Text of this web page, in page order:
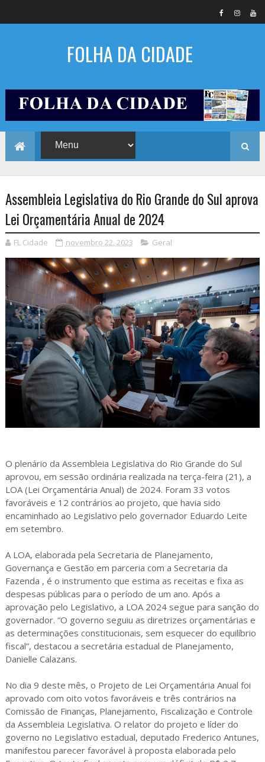
FOLHA DA CIDADE
Assembleia Legislativa do Rio Grande do Sul aprova
Lei Orçamentária Anual de 2024
FL Cidade novembro 22, 2023 Geral
O plenário da Assembleia Legislativa do Rio Grande do Sul
aprovou, em sessão ordinária realizada na terça-feira (21), a
LOA (Lei Orçamentária Anual) de 2024. Foram 33 votos
favoráveis e 12 contrários ao projeto, que havia sido
encaminhado ao Legislativo pelo governador Eduardo Leite
em setembro.
A LOA, elaborada pela Secretaria de Planejamento,
Governança e Gestão em parceria com a Secretaria da
Fazenda , é o instrumento que estima as receitas e fixa as
despesas públicas para o período de um ano. Após a
aprovação pelo Legislativo, a LOA 2024 segue para sanção do
governador. “O governo seguiu as diretrizes orçamentárias e
as determinações constitucionais, sem esquecer do equilíbrio
fiscal”, destacou a secretária estadual de Planejamento,
Danielle Calazans.
No dia 9 deste mês, o Projeto de Lei Orçamentária Anual foi
aprovado com oito votos favoráveis e três contrários na
Comissão de Finanças, Planejamento, Fiscalização e Controle
da Assembleia Legislativa. O relator do projeto e líder do
governo no Legislativo estadual, deputado Frederico Antunes,
manifestou parecer favorável à proposta elaborada pelo